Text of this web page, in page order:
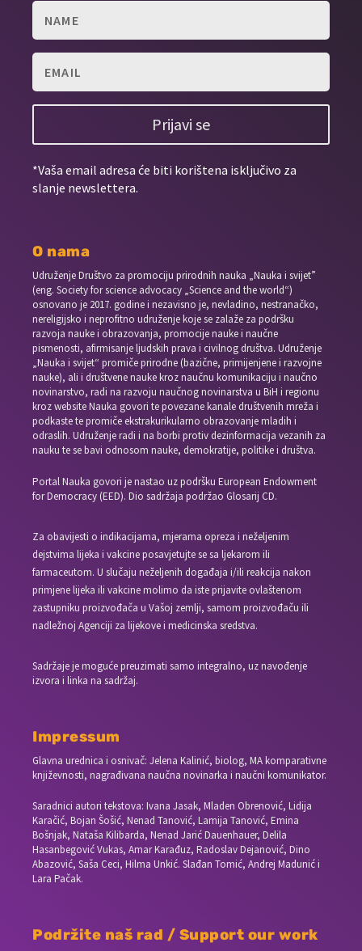
Prijavi se
*Vaša email adresa će biti korištena isključivo za
slanje newslettera.
O nama
Udruženje Društvo za promociju prirodnih nauka „Nauka i svijet”
(eng. Society for science advocacy „Science and the world“)
osnovano je 2017. godine i nezavisno je, nevladino, nestranačko,
nereligijsko i neprofitno udruženje koje se zalaže za podršku
razvoja nauke i obrazovanja, promocije nauke i naučne
pismenosti, afirmisanje ljudskih prava i civilnog društva. Udruženje
„Nauka i svijet“ promiče prirodne (bazične, primijenjene i razvojne
nauke), ali i društvene nauke kroz naučnu komunikaciju i naučno
novinarstvo, radi na razvoju naučnog novinarstva u BiH i regionu
kroz website Nauka govori te povezane kanale društvenih mreža i
podkaste te promiče ekstrakurikularno obrazovanje mladih i
odraslih. Udruženje radi i na borbi protiv dezinformacija vezanih za
nauku te se bavi odnosom nauke, demokratije, politike i društva.
Portal Nauka govori je nastao uz podršku European Endowment
for Democracy (EED). Dio sadržaja podržao Glosarij CD.
Za obavijesti o indikacijama, mjerama opreza i neželjenim
dejstvima lijeka i vakcine posavjetujte se sa ljekarom ili
farmaceutom. U slučaju neželjenih događaja i/ili reakcija nakon
primjene lijeka ili vakcine molimo da iste prijavite ovlaštenom
zastupniku proizvođača u Vašoj zemlji, samom proizvođaču ili
nadležnoj Agenciji za lijekove i medicinska sredstva.
Sadržaje je moguće preuzimati samo integralno, uz navođenje
izvora i linka na sadržaj.
Impressum
Glavna urednica i osnivač: Jelena Kalinić, biolog, MA komparativne
književnosti, nagrađivana naučna novinarka i naučni komunikator.
Saradnici autori tekstova: Ivana Jasak, Mladen Obrenović, Lidija
Karačić, Bojan Šošić, Nenad Tanović, Lamija Tanović, Emina
Bošnjak, Nataša Kilibarda, Nenad Jarić Dauenhauer, Delila
Hasanbegović Vukas, Amar Karađuz, Radoslav Dejanović, Dino
Abazović, Saša Ceci, Hilma Unkić. Slađan Tomić, Andrej Madunić i
Lara Pačak.
Podržite naš rad / Support our work